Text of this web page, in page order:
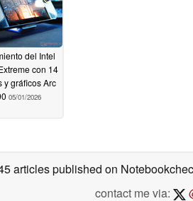
del Intel
con 14
y gráficos Arc
05/01/2026
articles published on
contact me via: